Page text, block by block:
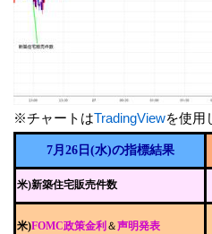
※チャートはTradingViewを使用
7月26日(水)の指標結果
米)新築住宅販売件数
米)FOMC政策金利 ＆声明発表